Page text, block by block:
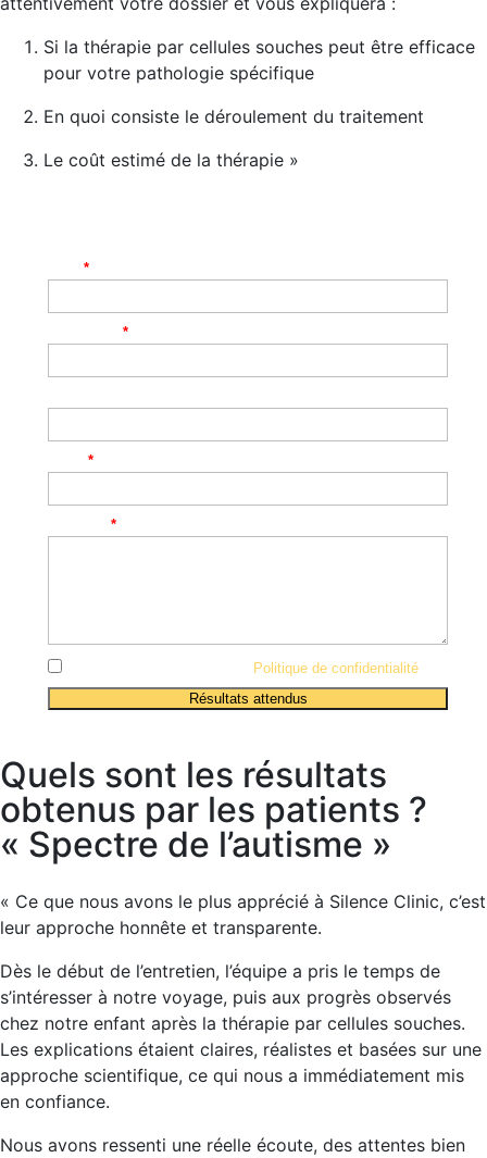
Si la thérapie par cellules souches peut être efficace
pour votre pathologie spécifique
En quoi consiste le déroulement du traitement
Le coût estimé de la thérapie »
*
*
*
*
Politique de confidentialité
Résultats attendus
Quels sont les résultats
obtenus par les patients ?
« Spectre de l’autisme »
« Ce que nous avons le plus apprécié à Silence Clinic, c’est
leur approche honnête et transparente.
Dès le début de l’entretien, l’équipe a pris le temps de
s’intéresser à notre voyage, puis aux progrès observés
chez notre enfant après la thérapie par cellules souches.
Les explications étaient claires, réalistes et basées sur une
approche scientifique, ce qui nous a immédiatement mis
en confiance.
Nous avons ressenti une réelle écoute, des attentes bien